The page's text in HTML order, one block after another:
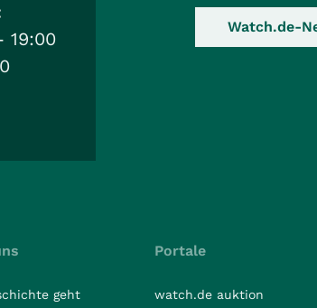
19:00
Watch.de-
geht
Portale
watch.de auktion